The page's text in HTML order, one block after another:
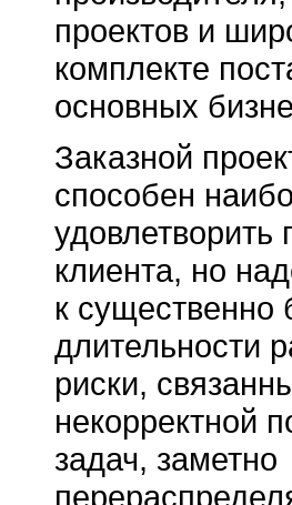
проектов и
комплекте
основных
Заказной
способен
удовлетворить
клиента, но
к существенно
длительности
риски,
некорректной
задач, заметно